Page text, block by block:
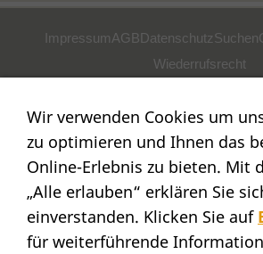
ImpressumAGBDatenschutzSuchen
Wiederrufsrecht
Nostalgie- & Geschenk Shop
Maja Schmid
Luzernerstr. 14
CH-6353 Weggis
SHOWROOM
Wir verwenden Cookies um
zu optimieren und Ihnen das
Online-Erlebnis zu bieten. Mit
„Alle erlauben“ erklären Sie
einverstanden. Klicken Sie auf
für weiterführende